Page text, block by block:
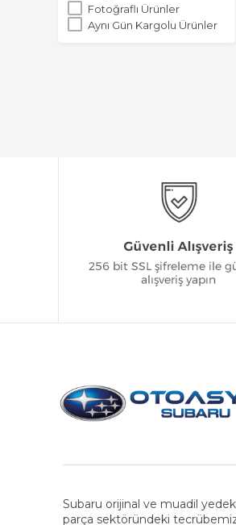
Fotoğraflı Ürünler
Aynı Gün Kargolu Ürünler
Subaru orijinal ve muadil
parça sektöründeki